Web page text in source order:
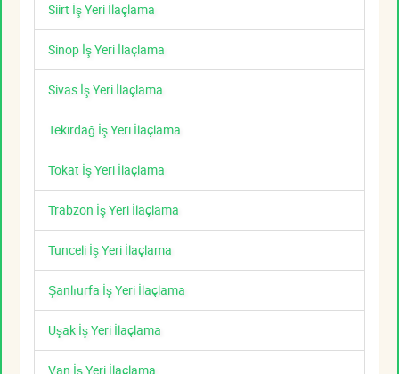
Siirt İş Yeri İlaçlama
Sinop İş Yeri İlaçlama
Sivas İş Yeri İlaçlama
Tekirdağ İş Yeri İlaçlama
Tokat İş Yeri İlaçlama
Trabzon İş Yeri İlaçlama
Tunceli İş Yeri İlaçlama
Şanlıurfa İş Yeri İlaçlama
Uşak İş Yeri İlaçlama
Van İş Yeri İlaçlama